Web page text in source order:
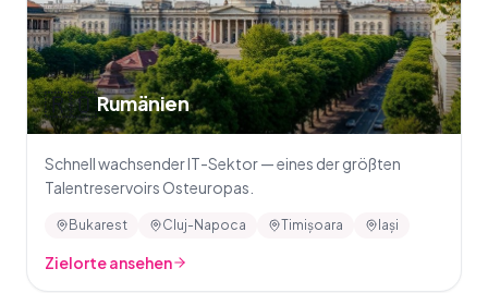
🇷🇴Rumänien
Schnell wachsender IT-Sektor — eines der größten
Talentreservoirs Osteuropas.
Bukarest Cluj-Napoca Timișoara Iași
Zielorte ansehen